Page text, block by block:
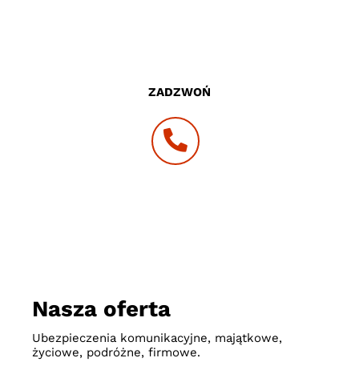
ZADZWOŃ
Nasza oferta
Ubezpieczenia komunikacyjne, majątkowe,
życiowe, podróżne, firmowe.